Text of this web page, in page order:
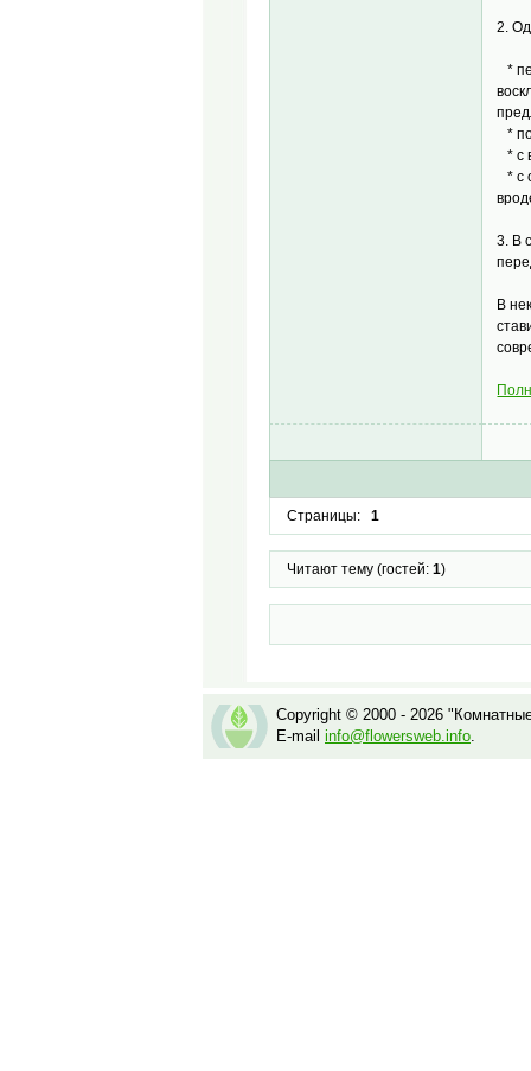
2.
*
*
* с
* с
3. В
В
Страницы: 1
Читают тему (гостей: 1)
Copyright © 2000 - 2026
E-mail info@flowersweb.info.